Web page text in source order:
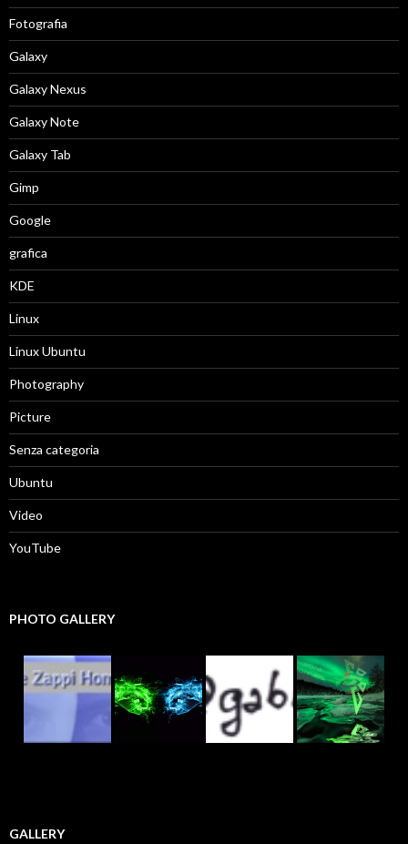
Fotografia
Galaxy
Galaxy Nexus
Galaxy Note
Galaxy Tab
Gimp
Google
grafica
KDE
Linux
Linux Ubuntu
Photography
Picture
Senza categoria
Ubuntu
Video
YouTube
PHOTO GALLERY
GALLERY